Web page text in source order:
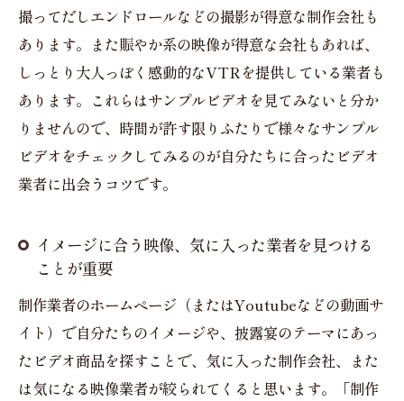
撮ってだしエンドロールなどの撮影が得意な制作会社も
あります。また賑やか系の映像が得意な会社もあれば、
しっとり大人っぽく感動的なVTRを提供している業者も
あります。これらはサンプルビデオを見てみないと分か
りませんので、時間が許す限りふたりで様々なサンプル
ビデオをチェックしてみるのが自分たちに合ったビデオ
業者に出会うコツです。
イメージに合う映像、気に入った業者を見つける
ことが重要
制作業者のホームページ（またはYoutubeなどの動画サ
イト）で自分たちのイメージや、披露宴のテーマにあっ
たビデオ商品を探すことで、気に入った制作会社、また
は気になる映像業者が絞られてくると思います。「制作